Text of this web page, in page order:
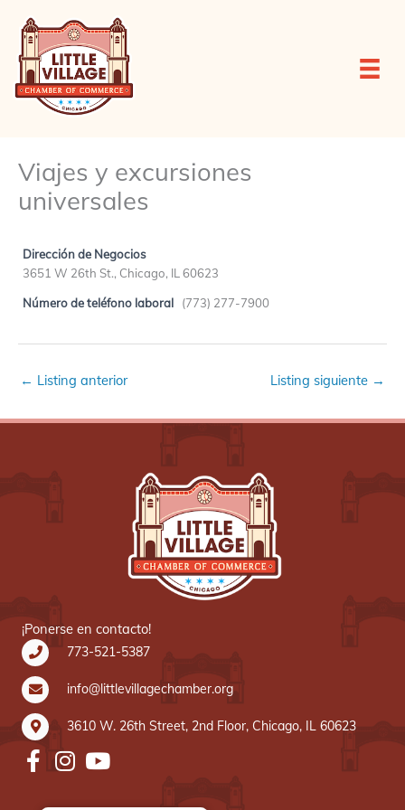
contenido
Viajes y excursiones
universales
Dirección de Negocios
3651 W 26th St., Chicago, IL 60623
Número de teléfono laboral (773) 277-7900
← Listing anterior Listing siguiente →
¡Ponerse en contacto!
773-521-5387
info@littlevillagechamber.org
3610 W. 26th Street, 2nd Floor, Chicago, IL 60623